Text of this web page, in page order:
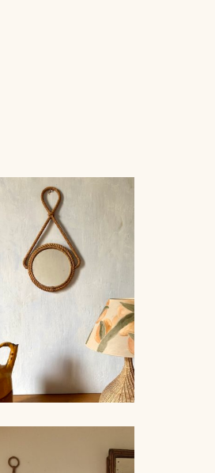
AUDOUX-MINNET